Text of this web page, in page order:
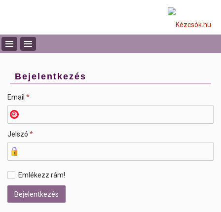
Bejelentkezés
Email *
Jelszó *
Emlékezz rám!